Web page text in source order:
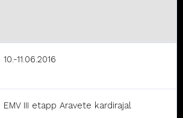
10.-11.06.2016
EMV III etapp Aravete kardirajal